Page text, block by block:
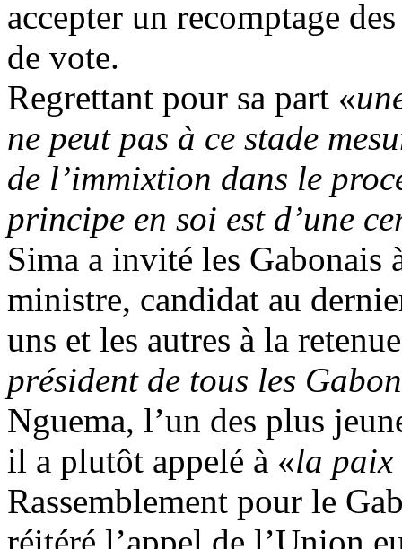
accepter un recomptage
de vote.
Regrettant pour sa part «
ne peut pas à ce stade
de l’immixtion dans le
principe en soi est d’une
Sima a invité les Gabonais
ministre, candidat au
uns et les autres à la
président de tous les
Nguema, l’un des plus
il a plutôt appelé à «la paix
Rassemblement pour le
réitéré l’appel de l’Union